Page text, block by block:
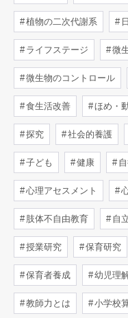
植物の二次代謝系
ライフステージ 微
微生物のコントロール
食生活改善 ほめ・
探究 社会的養護
子ども 健康 自
心理アセスメント
肢体不自由教育 自
授業研究 保育研究
保育者養成 幼児理
教師力とは 小学校